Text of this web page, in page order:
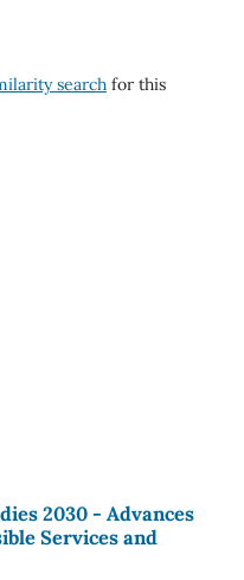
searchfor this
2030 - Advances
Services and